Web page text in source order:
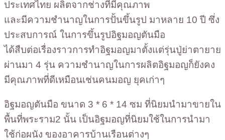
ประเทศไทย ผลิตจากช่างที่มีคุณภาพ
และมีความชำนาญในการปั้นขึ้นรูป มาหลาย 10 ปี ซึ่ง
ประสบการณ์ ในการขึ้นรูปอิฐมอญตันมือ
ได้สืบต่อเรื่องราวการทำอิฐมอญมาตั้งแต่รุ่นปู่ย่าตายาย
ผ่านมา 4 รุ่น ความชำนาญในการผลิตอิฐมอญก็ยังคง
มีคุณภาพที่ดีเหมือนเช่นคนมอญ ยุคเก่าๆ
อิฐมอญตันมือ ขนาด 3 * 6 * 14 ซม ที่นิยมนำมาขายใน
พื้นที่พระราม2 นั้น เป็นอิฐมอญที่นิยมใช้ในการนำมา
ใช้ก่อผนัง ของอาคารบ้านเรือนต่างๆ